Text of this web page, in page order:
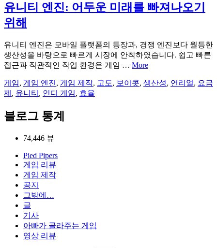
유니티 엔진: 어두운 미래를 빠져나오기
위해
유니티 엔진은 모바일 플랫폼의 등장과, 경쟁 엔진보다 월등한
생산성을 바탕으로 빠르게 시장에 안착하였습니다. 쉽고 빠른
접근과 직관적인 작업 환경은 게임 … More
게임, 게임 엔진, 게임 제작, 고도, 보이콧, 생산성, 언리얼, 요금
제 , 유니티 , 인디 게임, 효율
블로그 통계
74,446 뷰
Pied Pipers
게임 리뷰
게임 제작
공지
그밖에…
글
기사
아빠가 골라주는 게임
영상 리뷰